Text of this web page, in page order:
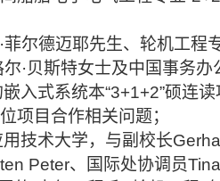
尔德迈耶先生、轮机工程
·贝斯特女士及中国事务办
入式系统本“3+1+2”硕连
项目合作相关问题；
技术大学，与副校长
Peter、国际处协调员